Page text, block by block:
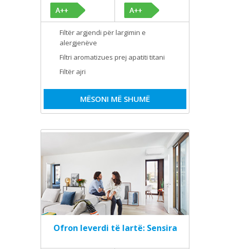
Filtër argjendi për largimin e
alergjenëve
Filtri aromatizues prej apatiti titani
Filtër ajri
MËSONI MË SHUMË
Ofron leverdi të lartë: Sensira